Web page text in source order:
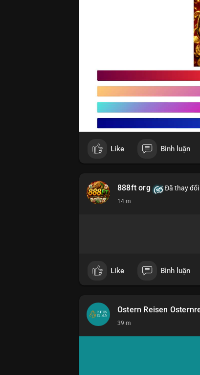
Like Bình luận
888ft org Đã thay đổi
14 m
Like Bình luận
Ostern Reisen
39 m